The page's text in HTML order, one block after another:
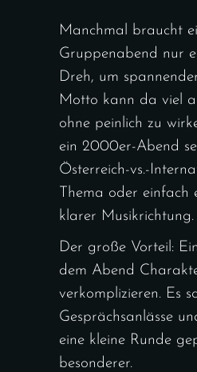
Manchmal braucht
Gruppenabend nur
Dreh, um
Motto kann da viel
ohne peinlich zu
ein 2000er-Abend
Österreich-vs.-
Thema oder einfach
klarer Musikrichtung.
Der große Vorteil:
dem Abend
verkomplizieren. Es
Gesprächsanlässe
eine kleine Runde
besonderer.